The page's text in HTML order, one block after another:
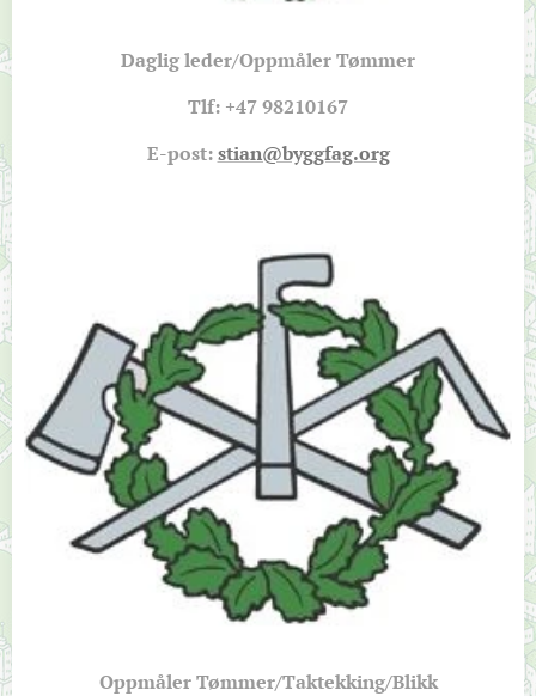
Daglig leder/Oppmåler Tømmer
Tlf: +4798210167
E-post:stian@byggfag.org
Oppmåler Tømmer/Taktekking/Blikk